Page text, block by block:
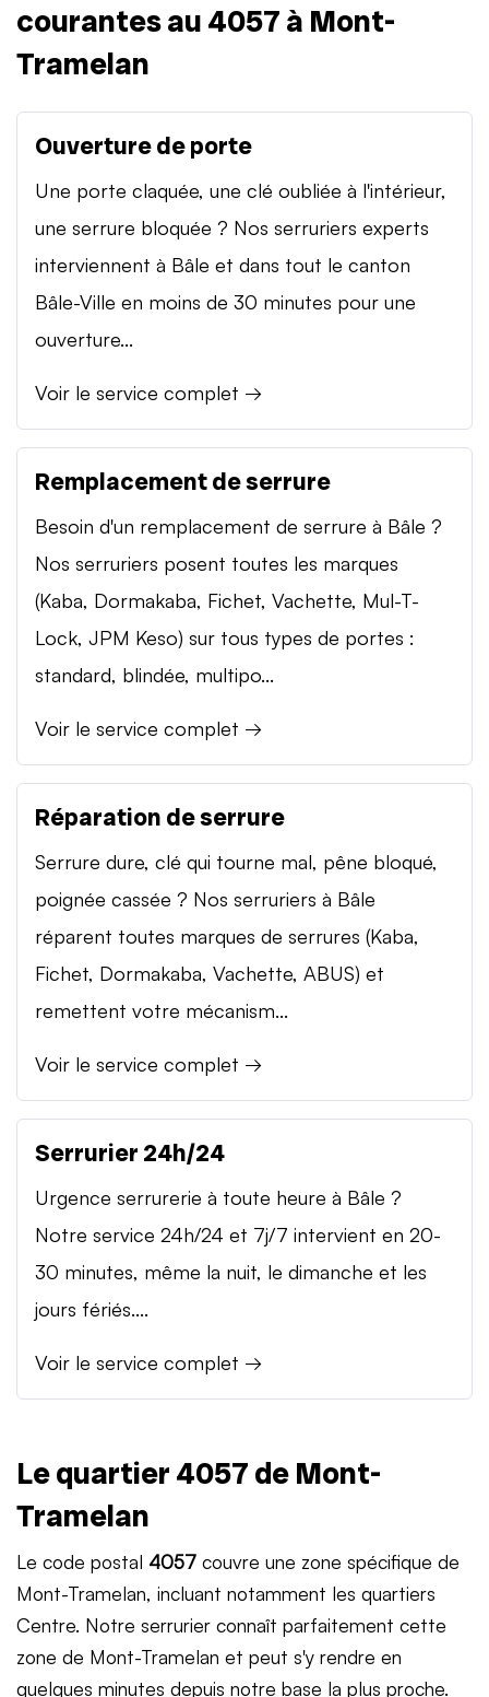
courantes au 4057 à Mont-
Tramelan
Ouverture de porte
Une porte claquée, une clé oubliée à l'intérieur,
une serrure bloquée ? Nos serruriers experts
interviennent à Bâle et dans tout le canton
Bâle-Ville en moins de 30 minutes pour une
ouverture...
Voir le service complet →
Remplacement de serrure
Besoin d'un remplacement de serrure à Bâle ?
Nos serruriers posent toutes les marques
(Kaba, Dormakaba, Fichet, Vachette, Mul-T-
Lock, JPM Keso) sur tous types de portes :
standard, blindée, multipo...
Voir le service complet →
Réparation de serrure
Serrure dure, clé qui tourne mal, pêne bloqué,
poignée cassée ? Nos serruriers à Bâle
réparent toutes marques de serrures (Kaba,
Fichet, Dormakaba, Vachette, ABUS) et
remettent votre mécanism...
Voir le service complet →
Serrurier 24h/24
Urgence serrurerie à toute heure à Bâle ?
Notre service 24h/24 et 7j/7 intervient en 20-
30 minutes, même la nuit, le dimanche et les
jours fériés....
Voir le service complet →
Le quartier 4057 de Mont-
Tramelan
Le code postal 4057 couvre une zone spécifique de
Mont-Tramelan, incluant notamment les quartiers
Centre. Notre serrurier connaît parfaitement cette
zone de Mont-Tramelan et peut s'y rendre en
quelques minutes depuis notre base la plus proche.